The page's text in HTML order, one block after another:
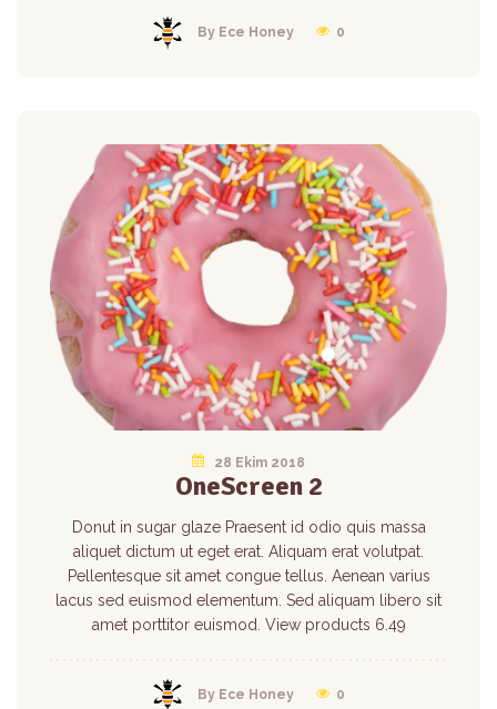
By Ece Honey 0
28 Ekim 2018
OneScreen 2
Donut in sugar glaze Praesent id odio quis massa
aliquet dictum ut eget erat. Aliquam erat volutpat.
Pellentesque sit amet congue tellus. Aenean varius
lacus sed euismod elementum. Sed aliquam libero sit
amet porttitor euismod. View products 6.49
By Ece Honey 0